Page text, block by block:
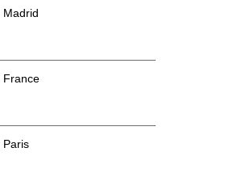
Madrid
France
Paris